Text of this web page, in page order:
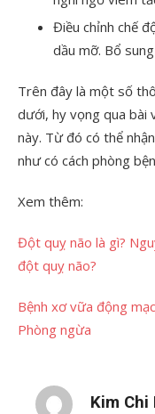
Điều chỉnh chế
dầu mỡ. Bổ
Trên đây là một số
dưới, hy vọng qua bài
này. Từ đó có thể
như có cách phòng
Xem thêm:
Đột quỵ não là gì?
đột quỵ não?
Bệnh xơ vữa động
Phòng ngừa
Kim Chi